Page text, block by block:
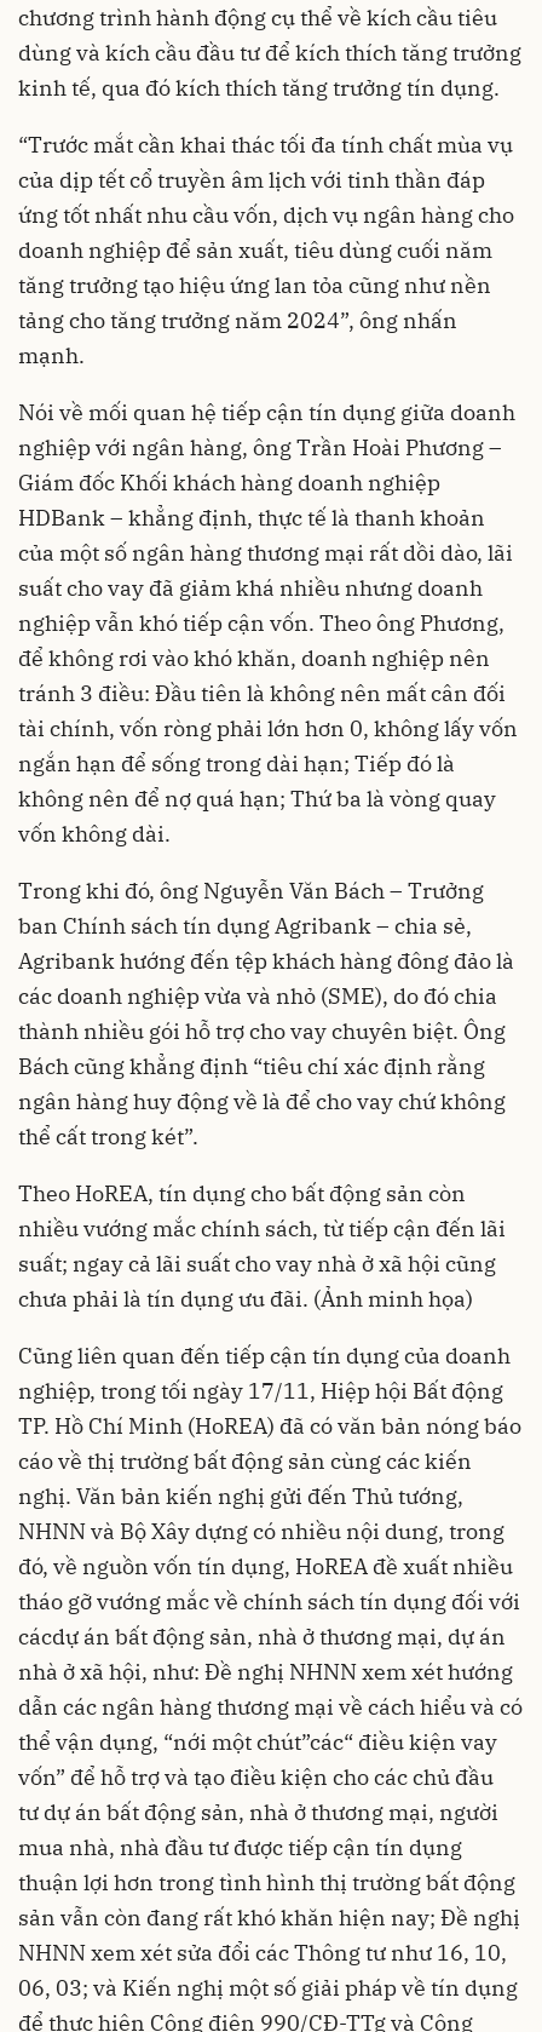
chương trình hành động cụ thể về kích cầu tiêu
dùng và kích cầu đầu tư để kích thích tăng trưởng
kinh tế, qua đó kích thích tăng trưởng tín dụng.
“Trước mắt cần khai thác tối đa tính chất mùa vụ
của dịp tết cổ truyền âm lịch với tinh thần đáp
ứng tốt nhất nhu cầu vốn, dịch vụ ngân hàng cho
doanh nghiệp để sản xuất, tiêu dùng cuối năm
tăng trưởng tạo hiệu ứng lan tỏa cũng như nền
tảng cho tăng trưởng năm 2024”, ông nhấn
mạnh.
Nói về mối quan hệ tiếp cận tín dụng giữa doanh
nghiệp với ngân hàng, ông Trần Hoài Phương –
Giám đốc Khối khách hàng doanh nghiệp
HDBank – khẳng định, thực tế là thanh khoản
của một số ngân hàng thương mại rất dồi dào, lãi
suất cho vay đã giảm khá nhiều nhưng doanh
nghiệp vẫn khó tiếp cận vốn. Theo ông Phương,
để không rơi vào khó khăn, doanh nghiệp nên
tránh 3 điều: Đầu tiên là không nên mất cân đối
tài chính, vốn ròng phải lớn hơn 0, không lấy vốn
ngắn hạn để sống trong dài hạn; Tiếp đó là
không nên để nợ quá hạn; Thứ ba là vòng quay
vốn không dài.
Trong khi đó, ông Nguyễn Văn Bách – Trưởng
ban Chính sách tín dụng Agribank – chia sẻ,
Agribank hướng đến tệp khách hàng đông đảo là
các doanh nghiệp vừa và nhỏ (SME), do đó chia
thành nhiều gói hỗ trợ cho vay chuyên biệt. Ông
Bách cũng khẳng định “tiêu chí xác định rằng
ngân hàng huy động về là để cho vay chứ không
thể cất trong két”.
Theo HoREA, tín dụng cho bất động sản còn
nhiều vướng mắc chính sách, từ tiếp cận đến lãi
suất; ngay cả lãi suất cho vay nhà ở xã hội cũng
chưa phải là tín dụng ưu đãi. (Ảnh minh họa)
Cũng liên quan đến tiếp cận tín dụng của doanh
nghiệp, trong tối ngày 17/11, Hiệp hội Bất động
TP. Hồ Chí Minh (HoREA) đã có văn bản nóng báo
cáo về thị trường bất động sản cùng các kiến
nghị. Văn bản kiến nghị gửi đến Thủ tướng,
NHNN và Bộ Xây dựng có nhiều nội dung, trong
đó, về nguồn vốn tín dụng, HoREA đề xuất nhiều
tháo gỡ vướng mắc về chính sách tín dụng đối với
cácdự án bất động sản, nhà ở thương mại, dự án
nhà ở xã hội, như: Đề nghị NHNN xem xét hướng
dẫn các ngân hàng thương mại về cách hiểu và có
thể vận dụng, “nới một chút”các“ điều kiện vay
vốn” để hỗ trợ và tạo điều kiện cho các chủ đầu
tư dự án bất động sản, nhà ở thương mại, người
mua nhà, nhà đầu tư được tiếp cận tín dụng
thuận lợi hơn trong tình hình thị trường bất động
sản vẫn còn đang rất khó khăn hiện nay; Đề nghị
NHNN xem xét sửa đổi các Thông tư như 16, 10,
06, 03; và Kiến nghị một số giải pháp về tín dụng
để thực hiện Công điện 990/CĐ-TTg và Công